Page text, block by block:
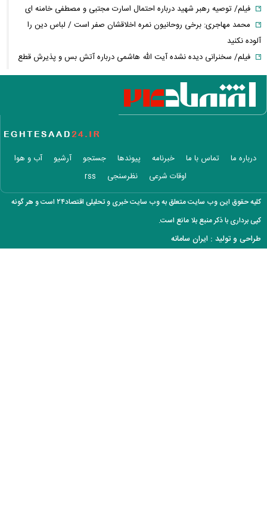
فیلم/ توصیه رهبر شهید درباره احتمال اسارت مجتبی و مصطفی خامنه ای
محمد مهاجری: برخی روحانیون نمره اخلاقشان صفر است / لباس دین را
آلوده نکنید
فیلم/ سخنرانی دیده نشده آیت الله هاشمی درباره آتش بس و پذیرش قطع
نامه۵۹۸
کمبود دارو؛ از قفسه‌های خالی تا دلالان و بازار سیاه/ داروی چندصد هزار
تومانی، چند میلیونی فروخته می‌شود
خبر مهم درباره لغو حکم بازنشستگی/ مستمری بازنشستگان تامین اجتماعی در
چه شرایطی قطع می‌شود؟
فوری/ توافق ایران و عمان درباره بازگشایی تنگه هرمز
پیمان دفاعی + جرئیات
غرامت
ترامپ:ذخایر تقریبا نامحدود داریم، اما برخی مهمات کم شده! / ونس یا روبیو
درباره ما تماس با ما خبرنامه پیوندها جستجو آرشیو
آب و هوا
اوقات شرعی
نظرسنجی rss
کلیه حقوق این وب سایت متعلق به وب سایت خبری و تحلیلی اقتصاد۲۴ است و هر گونه
کپی برداری با ذکر منبع بلا مانع است.
طراحی و تولید : ایران سامانه